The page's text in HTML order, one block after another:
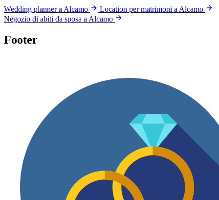
Wedding planner a Alcamo
Location per matrimoni a Alcamo
Negozio di abiti da sposa a Alcamo
Footer